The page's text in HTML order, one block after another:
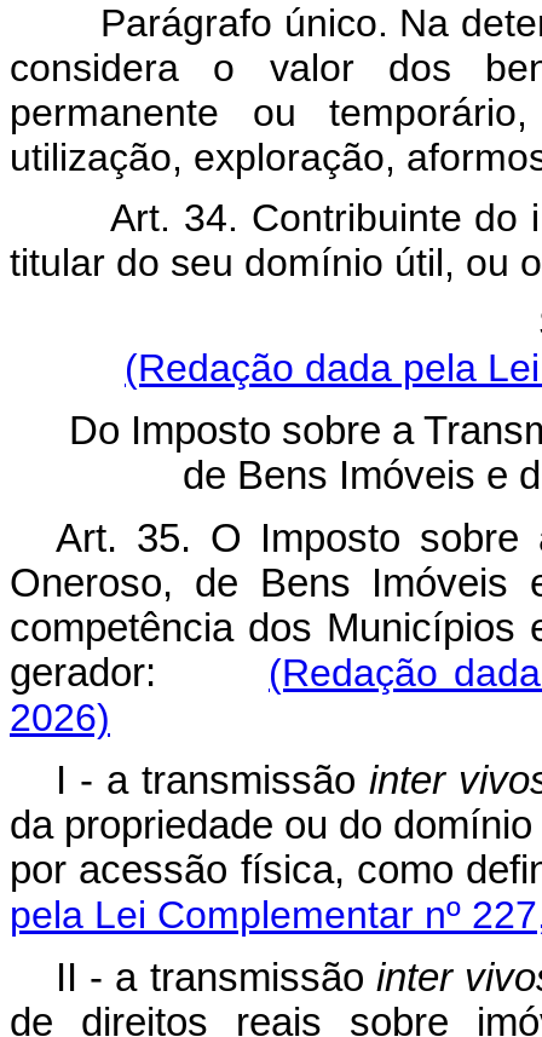
Parágrafo único. Na
considera o valor dos
permanente ou
utilização, exploração,
Art. 34. Contribuinte do
titular do seu domínio útil, ou
(Redação dada pela
Do Imposto sobre a
de Bens Imóveis e
Art. 35. O Imposto
Oneroso, de Bens
competência dos Municípios
gerador: (Redação
2026)
I - a transmissão inter
da propriedade ou do
por acessão física, como
pela Lei Complementar nº
II - a transmissão inter
de direitos reais sobre